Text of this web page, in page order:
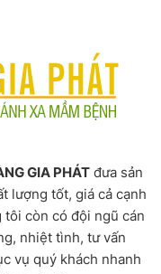
GIA PHÁT đưa sản
lượng tốt, giá cả cạnh
còn có đội ngũ cán
nhiệt tình, tư vấn
vụ quý khách nhanh